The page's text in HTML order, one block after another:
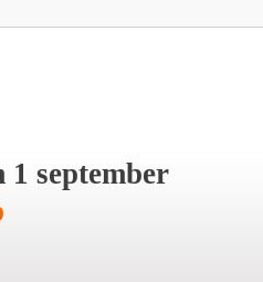
1 september